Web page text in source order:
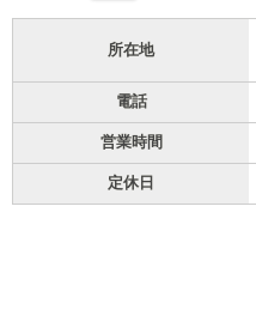
所在地
電話
営業時間
定休日